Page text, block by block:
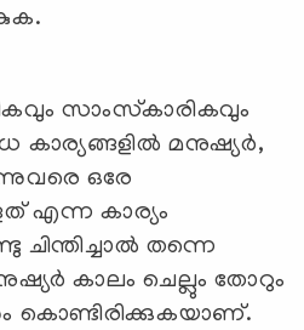
സാംസ്‌കാരികവും
കാര്യങ്ങളില്‍ മനുഷ്യര്‍,
ഒരേ
എന്ന കാര്യം
തന്നെ
കാലം ചെല്ലും തോറും
കൊണ്ടിരിക്കുകയാണ്.